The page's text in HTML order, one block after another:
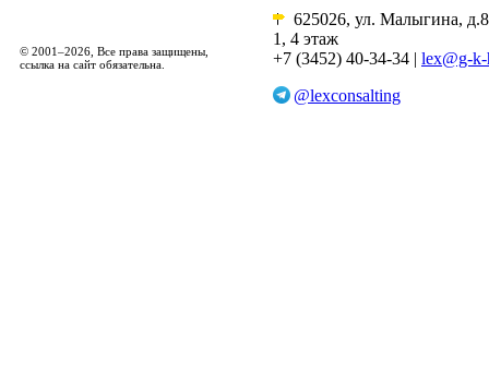
© 2001–2026, Все права защищены,
ссылка на сайт обязательна.
625026, ул. Малыгина,
1, 4 этаж
+7 (3452) 40-34-34 | lex@g-
@lexconsalting